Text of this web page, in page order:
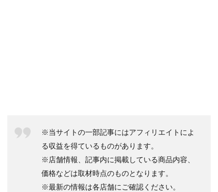
※当サイトの一部記事にはアフィリエイトによ
る収益を得ているものがあります。
※店舗情報、記事内に掲載している商品内容、
価格などは取材時点のものとなります。
※最新の情報は各店舗にご確認ください。